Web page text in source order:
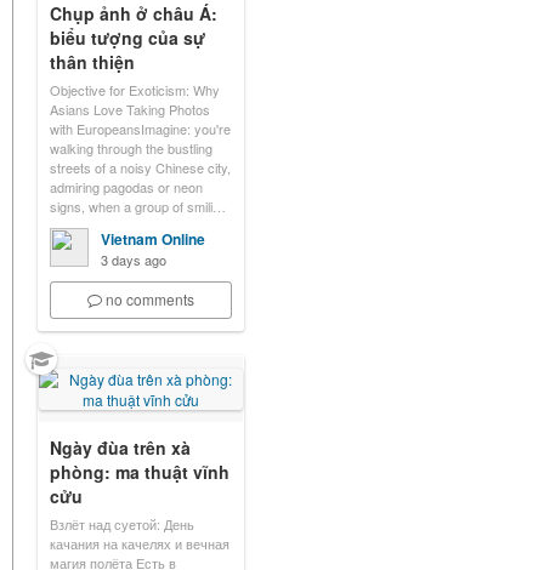
Chụp ảnh ở châu Á:
biểu tượng của sự
thân thiện
Objective for Exoticism: Why
Asians Love Taking Photos
with EuropeansImagine: you're
walking through the bustling
streets of a noisy Chinese city,
admiring pagodas or neon
signs, when a group of smili…
Vietnam Online
3 days ago
no comments
Ngày đùa trên xà
phòng: ma thuật vĩnh
cửu
Взлёт над суетой: День
качания на качелях и вечная
магия полёта Есть в